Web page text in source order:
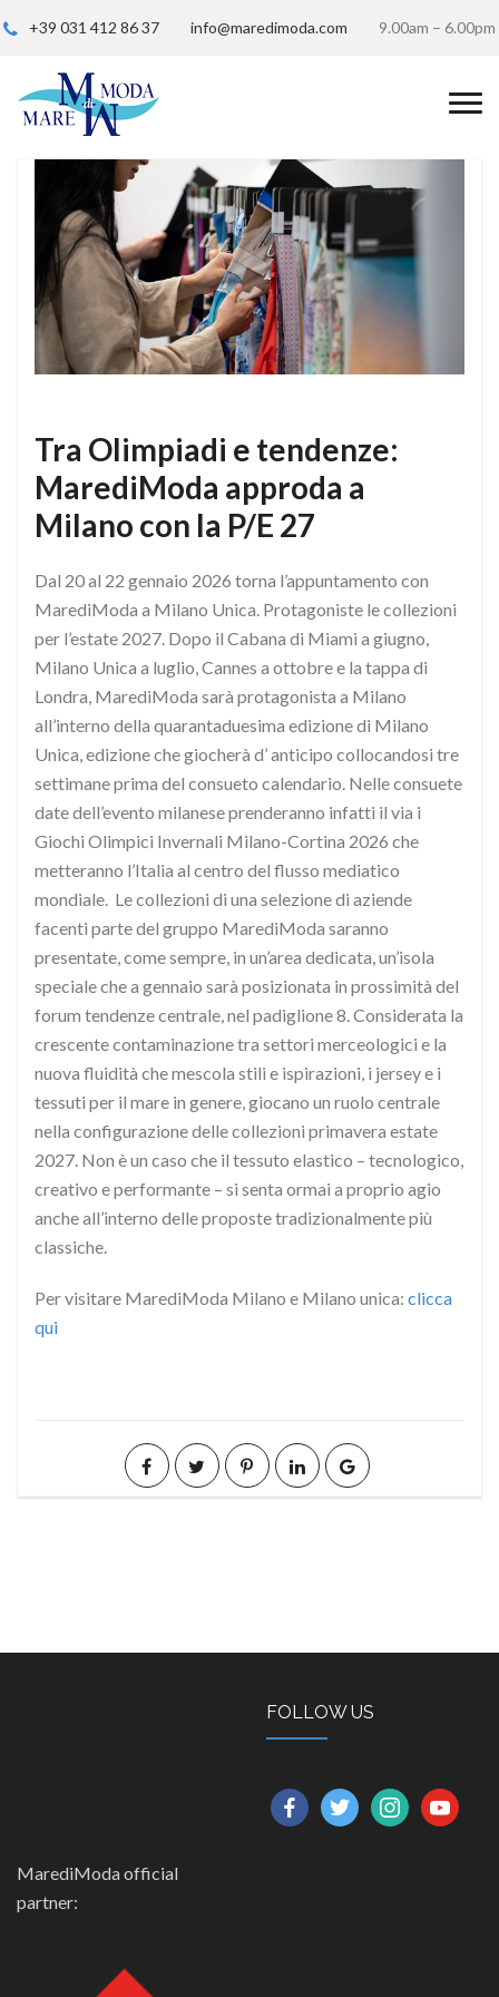
+39 031 412 86 37 info@maredimoda.com 9.00am – 6.00pm
Tra Olimpiadi e tendenze:
MarediModa approda a
Milano con la P/E 27
Dal 20 al 22 gennaio 2026 torna l’appuntamento con
MarediModa a Milano Unica. Protagoniste le collezioni
per l’estate 2027. Dopo il Cabana di Miami a giugno,
Milano Unica a luglio, Cannes a ottobre e la tappa di
Londra, MarediModa sarà protagonista a Milano
all’interno della quarantaduesima edizione di Milano
Unica, edizione che giocherà d’ anticipo collocandosi tre
settimane prima del consueto calendario. Nelle consuete
date dell’evento milanese prenderanno infatti il via i
Giochi Olimpici Invernali Milano-Cortina 2026 che
metteranno l’Italia al centro del flusso mediatico
mondiale. Le collezioni di una selezione di aziende
facenti parte del gruppo MarediModa saranno
presentate, come sempre, in un’area dedicata, un’isola
speciale che a gennaio sarà posizionata in prossimità del
forum tendenze centrale, nel padiglione 8. Considerata la
crescente contaminazione tra settori merceologici e la
nuova fluidità che mescola stili e ispirazioni, i jersey e i
tessuti per il mare in genere, giocano un ruolo centrale
nella configurazione delle collezioni primavera estate
2027. Non è un caso che il tessuto elastico – tecnologico,
creativo e performante – si senta ormai a proprio agio
anche all’interno delle proposte tradizionalmente più
classiche.
Per visitare MarediModa Milano e Milano unica: clicca
qui
FOLLOW US
facebooktwitterinstagramyoutube
MarediModa official
partner: